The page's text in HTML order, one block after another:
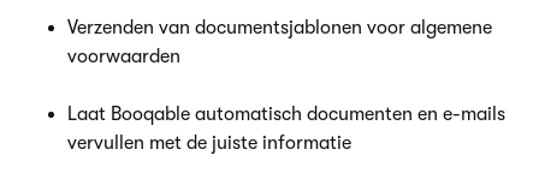
Verzenden van documentsjablonen voor algemene
voorwaarden
Laat Booqable automatisch documenten en e-mails
vervullen met de juiste informatie